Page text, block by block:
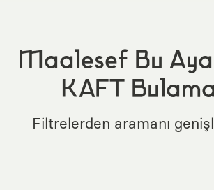
Maalesef Bu
KAFT
Filtrelerden aramanı